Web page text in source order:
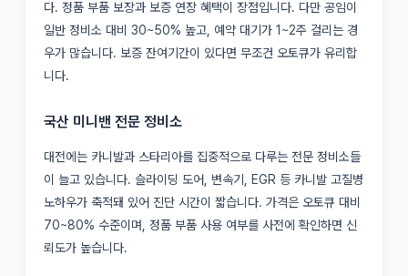
다. 정품 부품 보장과 보증 연장 혜택이 장점입니다. 다만 공임이
일반 정비소 대비 30~50% 높고, 예약 대기가 1~2주 걸리는 경
우가 많습니다. 보증 잔여기간이 있다면 무조건 오토큐가 유리합
니다.
국산 미니밴 전문 정비소
대전에는 카니발과 스타리아를 집중적으로 다루는 전문 정비소들
이 늘고 있습니다. 슬라이딩 도어, 변속기, EGR 등 카니발 고질병
노하우가 축적돼 있어 진단 시간이 짧습니다. 가격은 오토큐 대비
70~80% 수준이며, 정품 부품 사용 여부를 사전에 확인하면 신
뢰도가 높습니다.